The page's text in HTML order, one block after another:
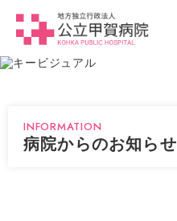
INFORMATION
病院からのお知らせ